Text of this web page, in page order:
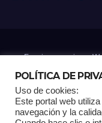
Funciona gracias a
POLÍTICA DE
Uso de cookies:
Este portal web
navegación y la